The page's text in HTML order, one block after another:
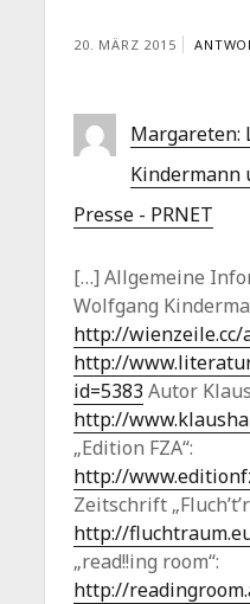
20. MÄRZ 2015
Margareten:
Kindermann
Presse - PRNET
[…] Allgemeine
Wolfgang
http://
http://
id=5383 Autor
http://
„Edition FZA“:
http://
Zeitschrift
http://
„read!!ing room“:
http://